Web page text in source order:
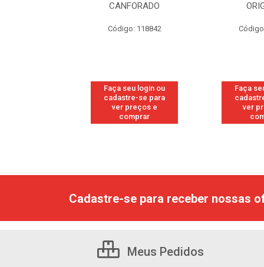
CANFORADO
Código: 118842
Faça seu login ou
cadastre-se para
ver preços e
comprar
Faça
ver
Cadastre-se para receber nossas
Meus Pedidos